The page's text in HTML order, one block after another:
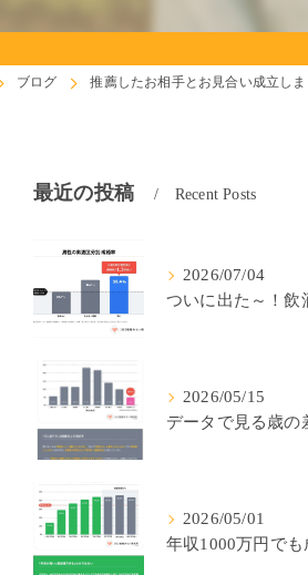
ブログ 推薦したお相手とお見合い成立しま
最近の投稿 Recent Posts
2026/07/04
2026/05/15
2026/05/01